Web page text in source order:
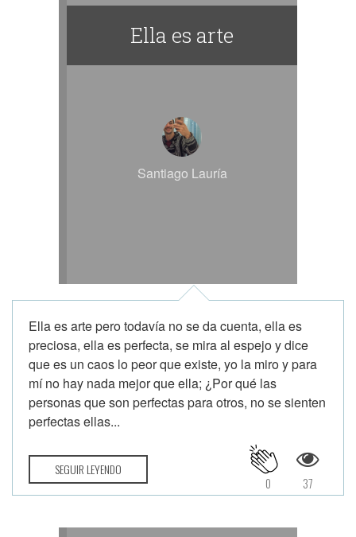
Ella es arte
Santiago Lauría
Ella es arte pero todavía no se da cuenta, ella es
preciosa, ella es perfecta, se mira al espejo y dice
que es un caos lo peor que existe, yo la miro y para
mí no hay nada mejor que ella; ¿Por qué las
personas que son perfectas para otros, no se sienten
perfectas ellas...
SEGUIR LEYENDO
37
0